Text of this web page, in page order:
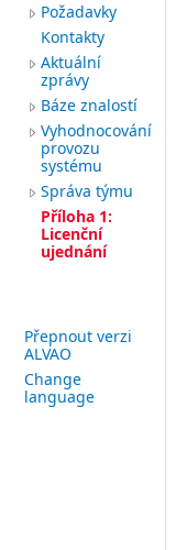
Požadavky
Kontakty
Aktuální
zprávy
Báze znalostí
Vyhodnocování
provozu
systému
Správa týmu
Příloha 1:
Licenční
ujednání
Přepnout verzi
ALVAO
Change
language